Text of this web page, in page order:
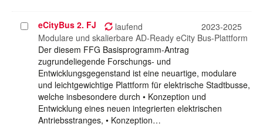
Projekt
auswählen
eCityBus 2. FJ laufend
2023-2025
Modulare und skalierbare AD-Ready eCity Bus-Plattform
Der diesem FFG Basisprogramm-Antrag
zugrundeliegende Forschungs- und
Entwicklungsgegenstand ist eine neuartige, modulare
und leichtgewichtige Plattform für elektrische Stadtbusse,
welche insbesondere durch • Konzeption und
Entwicklung eines neuen integrierten elektrischen
Antriebsstranges, • Konzeption…